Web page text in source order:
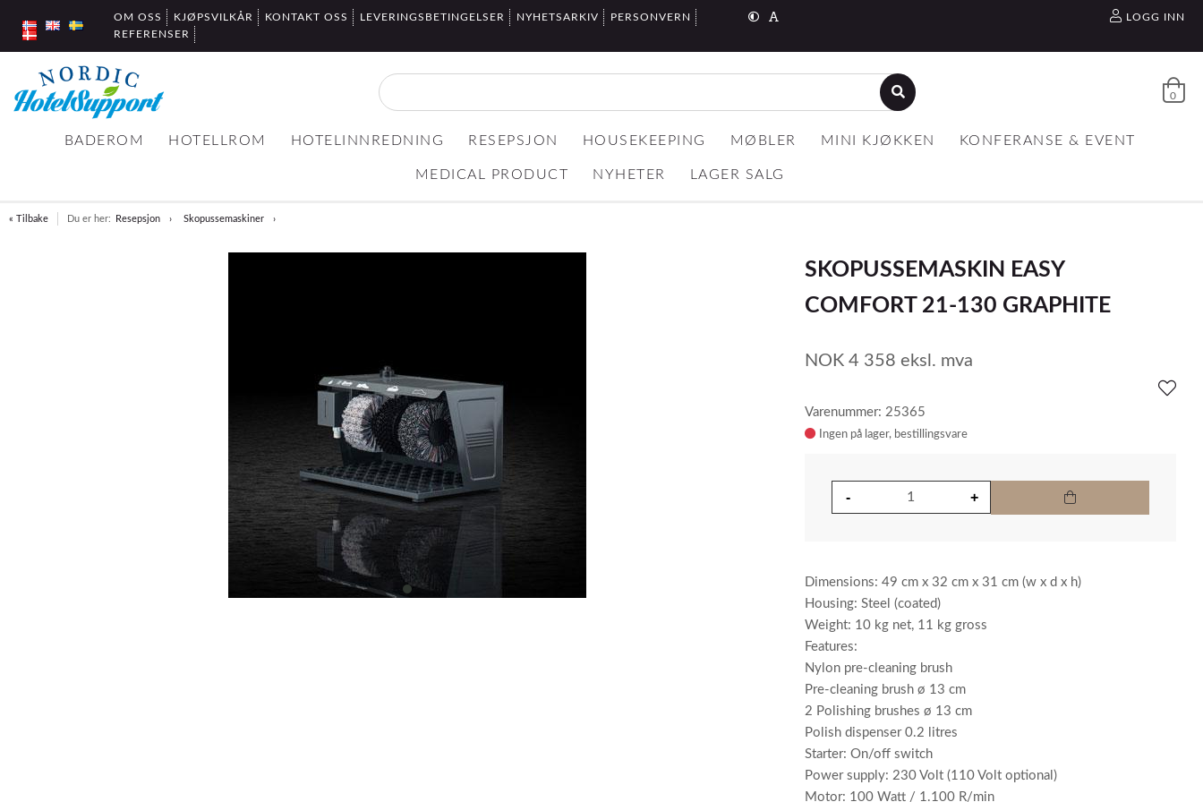
OM OSS KJØPSVILKÅR KONTAKT OSS LEVERINGSBETINGELSER NYHETSARKIV
PERSONVERN
REFERENSER
LOGG INN
0
BADEROM HOTELLROM HOTELINNREDNING RESEPSJON HOUSEKEEPING MØBLER MINI KJØKKEN KONFERANSE & EVENT
MEDICAL PRODUCT NYHETER LAGER SALG
« Tilbake Du er her: Resepsjon Skopussemaskiner
item
SKOPUSSEMASKIN EASY
COMFORT 21-130 GRAPHITE
NOK4 358 eksl. mva
Varenummer: 25365
Ingen på lager
Dimensions: 49 cm x 32 cm x 31 cm (w x d x h)
Housing: Steel (coated)
Weight: 10 kg net, 11 kg gross
Features:
Nylon pre-cleaning brush
Pre-cleaning brush ø 13 cm
2 Polishing brushes ø 13 cm
Polish dispenser 0.2 litres
Starter: On/off switch
Power supply: 230 Volt (110 Volt optional)
Motor: 100 Watt / 1.100 R/min